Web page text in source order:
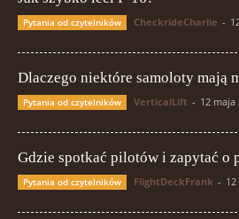
Pytania od czytelników CheckrideCharlie -
Dlaczego niektóre samoloty mają
Pytania od czytelników VerticalLift - 12 maja
Gdzie spotkać pilotów i zapytać o
Pytania od czytelników FlightDeckFrank -